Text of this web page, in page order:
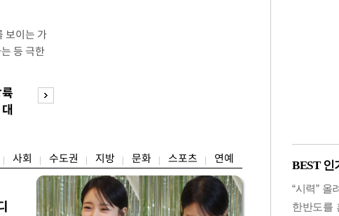
보이는 가
등 극한
4시 경기
담양, 장성,
광(낙월
사회 수도권 지방 문화 스포츠 연예